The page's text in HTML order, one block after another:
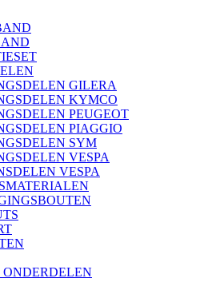
GILERA
KYMCO
PEUGEOT
PIAGGIO
SYM
VESPA
VESPA